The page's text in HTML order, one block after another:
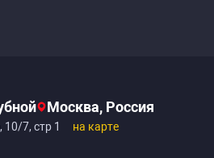
Москва, Россия
7, стр 1
на карте